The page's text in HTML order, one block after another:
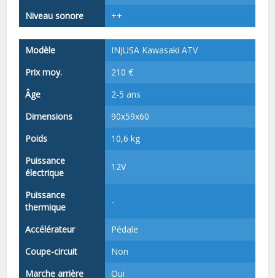
Niveau sonore
++
Modèle
INJUSA Kawasaki ATV
Prix moy.
210 €
Âge
2-5 ans
Dimensions
90x59x60
Poids
10,6 kg
Puissance
électrique
12V
Puissance
thermique
-
Accélérateur
Pédale
Coupe-circuit
Non
Marche arrière
Oui